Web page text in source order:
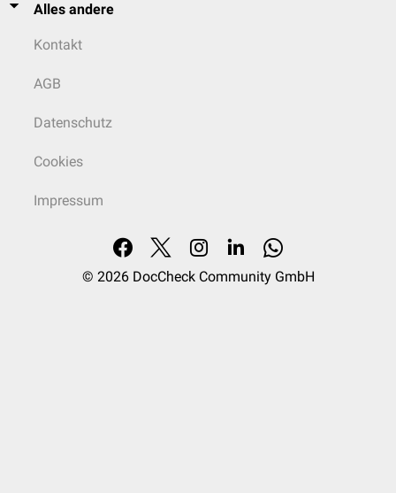
Alles andere
Kontakt
AGB
Datenschutz
Cookies
Impressum
© 2026 DocCheck Community GmbH